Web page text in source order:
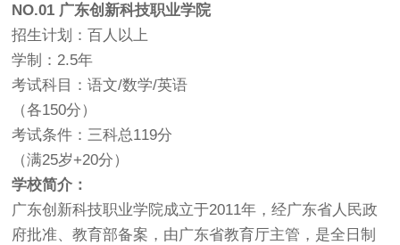
NO.01 广东创新科技职业学院
招生计划：百人以上
学制：2.5年
考试科目：语文/数学/英语
（各150分）
考试条件：三科总119分
（满25岁+20分）
学校简介：
广东创新科技职业学院成立于2011年，经广东省人民政
府批准、教育部备案，由广东省教育厅主管，是全日制